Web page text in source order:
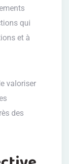
qui
et à
valoriser
des